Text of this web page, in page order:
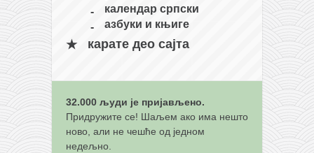
календар српски
азбуки и књиге
карате део сајта
32.000 људи је пријављено.
Придружите се! Шаљем ако има нешто
ново, али не чешће од једном
недељно.